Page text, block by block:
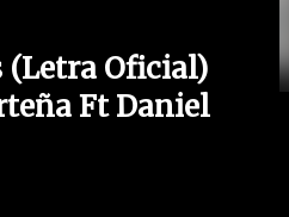
(Letra Oficial)
Ft Daniel